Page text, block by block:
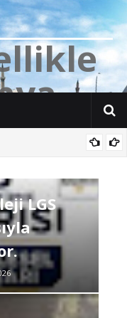
llikle
ya
LGS